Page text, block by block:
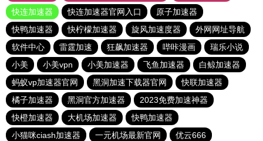
快连加速器
快连加速器官网入口
原子加速器
快鸭加速器
快柠檬加速器 旋风加速度器
外网网址导航
软件中心
雷霆加速 狂飙加速器 哔咔漫画
瑞乐小说
小美
小美vpn 小美加速器 飞鱼加速器
白鲸加速器
蚂蚁vp加速器官网
黑洞加速下载器官网
快联加速器
橘子加速器
黑洞官方加速器
2023免费加速神器
快橙加速器
大机场加速器
快鸭加速器
小猫咪ciash加速器
一元机场最新官网
优云666